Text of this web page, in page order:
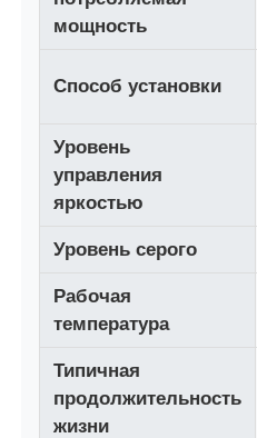
Светодиод прозрачный
Прозрачный
Светодиодный экран
Голографический
Светодиодный экран
мощность
Способ установки
Уровень
управления
яркостью
Уровень серого
Рабочая
температура
Типичная
продолжительность
жизни